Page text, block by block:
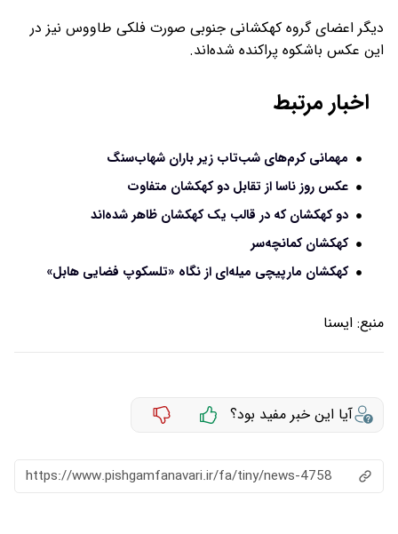
دیگر اعضای گروه کهکشانی جنوبی صورت فلکی طاووس نیز در
این عکس باشکوه پراکنده شده‌اند.
اخبار مرتبط
مهمانی کرم‌های شب‌تاب زیر باران شهاب‌سنگ‌
عکس روز ناسا از تقابل دو کهکشان متفاوت
دو کهکشان که در قالب یک کهکشان ظاهر شده‌اند
کهکشان کمانچه‌سر
کهکشان مارپیچی میله‌ای از نگاه «تلسکوپ فضایی هابل»
منبع: ايسنا
آیا این خبر مفید بود؟
https://www.pishgamfanavari.ir/fa/tiny/news-4758